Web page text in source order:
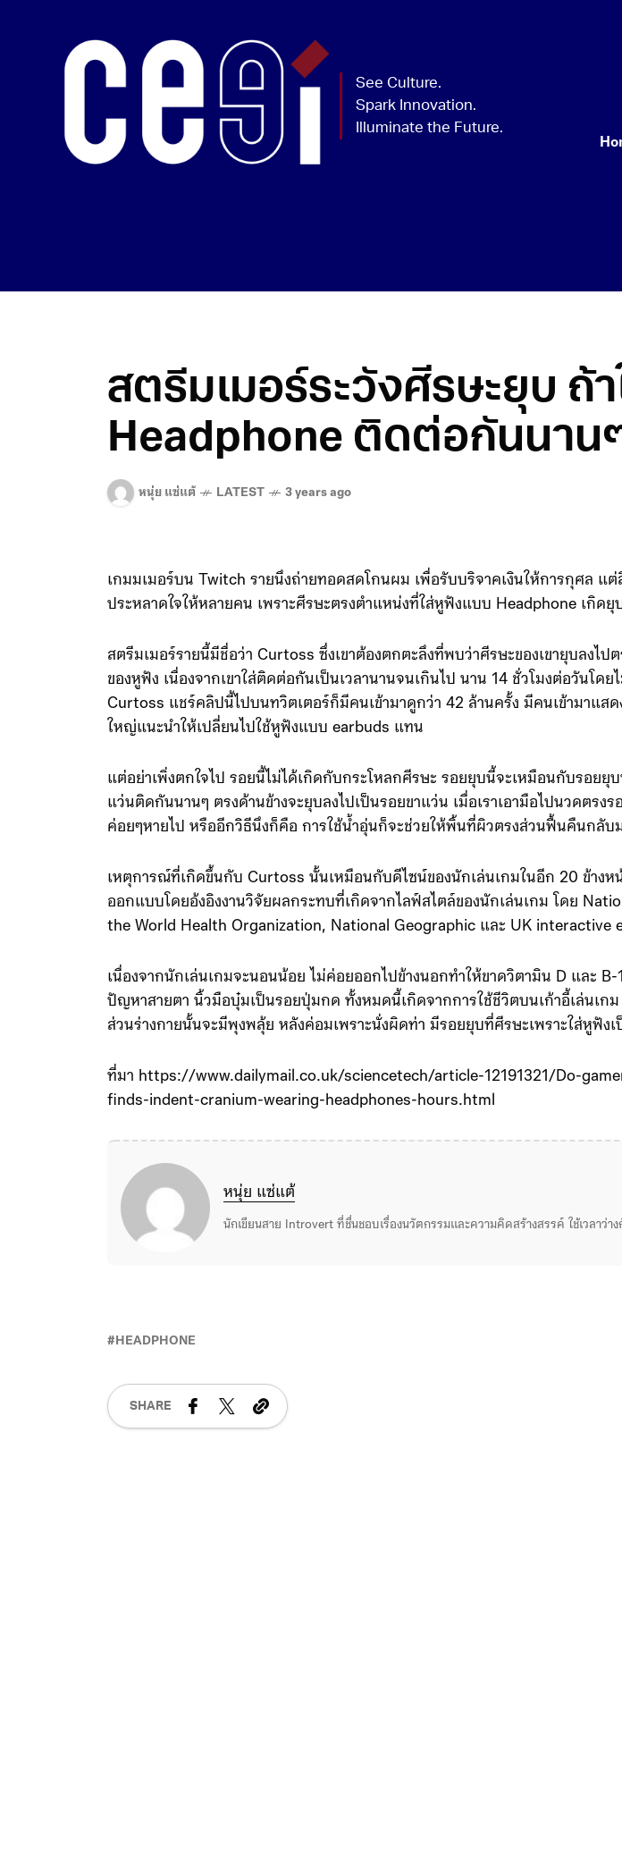
สตรีมเมอร์ระวังศีรษะยุบ ถ้า
Headphone ติดต่อกันนาน
หนุ่ย แซ่แต้ LATEST 3 years ago
เกมมเมอร์บน Twitch รายนึงถ่ายทอดสดโกนผม เพื่อรับบริจาคเงินให้การกุศล แ
ประหลาดใจให้หลายคน เพราะศีรษะตรงตำแหน่งที่ใส่หูฟังแบบ Headphone เกิดยุ
สตรีมเมอร์รายนี้มีชื่อว่า Curtoss ซึ่งเขาต้องตกตะลึงที่พบว่าศีรษะของเขายุบลงไป
ของหูฟัง เนื่องจากเขาใส่ติดต่อกันเป็นเวลานานจนเกินไป นาน 14 ชั่วโมงต่อวันโด
Curtoss แชร์คลิปนี้ไปบนทวิตเตอร์ก็มีคนเข้ามาดูกว่า 42 ล้านครั้ง มีคนเข้ามาแส
ใหญ่แนะนำให้เปลี่ยนไปใช้หูฟังแบบ earbuds แทน
แต่อย่าเพิ่งตกใจไป รอยนี้ไม่ได้เกิดกับกระโหลกศีรษะ รอยยุบนี้จะเหมือนกับรอยยุบ
แว่นติดกันนานๆ ตรงด้านข้างจะยุบลงไปเป็นรอยขาแว่น เมื่อเราเอามือไปนวดตรง
ค่อยๆหายไป หรืออีกวิธีนึงก็คือ การใช้น้ำอุ่นก็จะช่วยให้พิ้นที่ผิวตรงส่วนฟื้นคืนกลับ
เหตุการณ์ที่เกิดขึ้นกับ Curtoss นั้นเหมือนกับดีไซน์ของนักเล่นเกมในอีก 20 ข้างหน้
ออกแบบโดยอ้งอิงงานวิจัยผลกระทบที่เกิดจากไลฟ์สไตล์ของนักเล่นเกม โดย
the World Health Organization, National Geographic และ UK interactive
เนื่องจากนักเล่นเกมจะนอนน้อย ไม่ค่อยออกไปข้างนอกทำให้ขาดวิตามิน D และ
ปัญหาสายตา นิ้วมือบุ๋มเป็นรอยปุ่มกด ทั้งหมดนี้เกิดจากการใช้ชีวิตบนเก้าอี้เล่นเกม
ส่วนร่างกายนั้นจะมีพุงพลุ้ย หลังค่อมเพราะนั่งผิดท่า มีรอยยุบที่ศีรษะเพราะใส่หูฟังเ
ที่มา https://www.dailymail.co.uk/sciencetech/article-12191321/Do-
finds-indent-cranium-wearing-headphones-hours.html
หนุ่ย แซ่แต้
นักเขียนสาย Introvert ที่ชื่นชอบเรื่องนวัตกรรมและความคิดสร้างสรรค์ ใช้เวลาว่าง
HEADPHONE
SHARE